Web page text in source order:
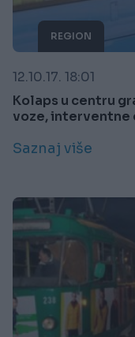
REGION
12.10.17. 18:01
Kolaps u centru
voze, interventne
Saznaj više